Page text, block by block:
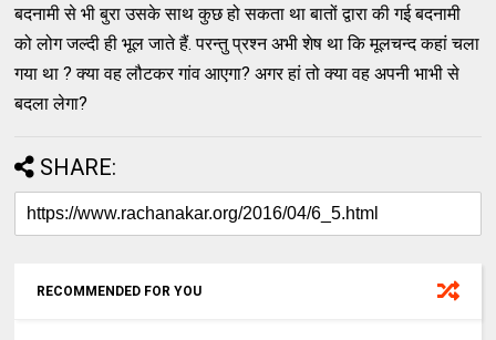
बदनामी से भी बुरा उसके साथ कुछ हो सकता था बातों द्वारा की गई बदनामी
को लोग जल्‍दी ही भूल जाते हैं. परन्‍तु प्रश्‍न अभी शेष था कि मूलचन्‍द कहां चला
गया था ? क्‍या वह लौटकर गांव आएगा? अगर हां तो क्‍या वह अपनी भाभी से
बदला लेगा?
SHARE:
RECOMMENDED FOR YOU